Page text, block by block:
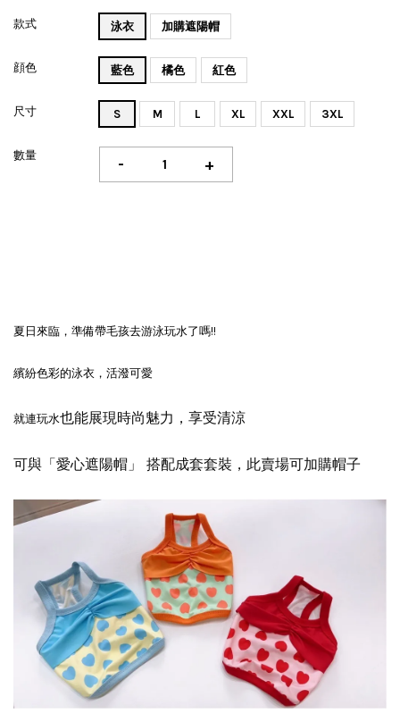
款式 泳衣 加購遮陽帽
顔色 藍色 橘色 紅色
尺寸 S M L XL XXL 3XL
數量 - +
夏日來臨，準備帶毛孩去游泳玩水了嗎!!
繽紛色彩的泳衣，活潑可愛
就連玩水也能展現時尚魅力，享受清涼
可與「愛心遮陽帽」 搭配成套套裝，此賣場可加購帽子